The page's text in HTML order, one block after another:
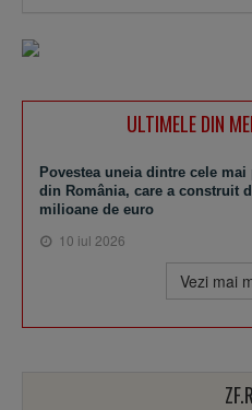
ULTIMELE DIN
Povestea uneia dintre cele
din România, care a construit
milioane de euro
10 iul 2026
Vezi mai